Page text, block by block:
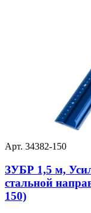
Арт. 34382-150
ЗУБР 1,5 м,
стальной
150)